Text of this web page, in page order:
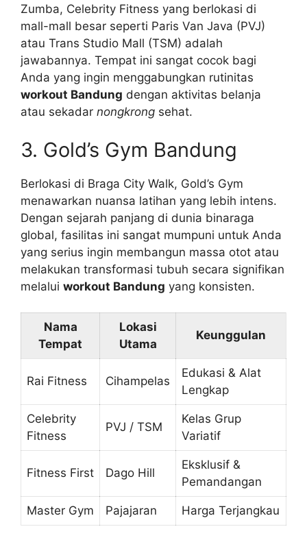
Zumba, Celebrity Fitness yang berlokasi di
mall-mall besar seperti Paris Van Java (PVJ)
atau Trans Studio Mall (TSM) adalah
jawabannya. Tempat ini sangat cocok bagi
Anda yang ingin menggabungkan rutinitas
workout Bandung dengan aktivitas belanja
atau sekadar nongkrong sehat.
3. Gold’s Gym Bandung
Berlokasi di Braga City Walk, Gold’s Gym
menawarkan nuansa latihan yang lebih intens.
Dengan sejarah panjang di dunia binaraga
global, fasilitas ini sangat mumpuni untuk Anda
yang serius ingin membangun massa otot atau
melakukan transformasi tubuh secara signifikan
melalui workout Bandung yang konsisten.
Nama
Tempat
Lokasi
Utama
Keunggulan
Rai Fitness Cihampelas
Edukasi & Alat
Lengkap
Celebrity
Fitness
PVJ / TSM
Kelas Grup
Variatif
Fitness First Dago Hill
Eksklusif &
Pemandangan
Master Gym Pajajaran Harga Terjangkau